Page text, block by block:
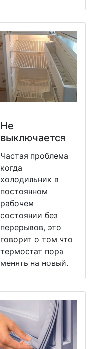
Не
выключается
Частая проблема
когда
холодильник в
постоянном
рабочем
состоянии без
перерывов, это
говорит о том что
термостат пора
менять на новый.